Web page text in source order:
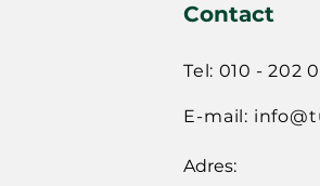
Contact
Tel: 010 - 202
E-mail:
Adres: